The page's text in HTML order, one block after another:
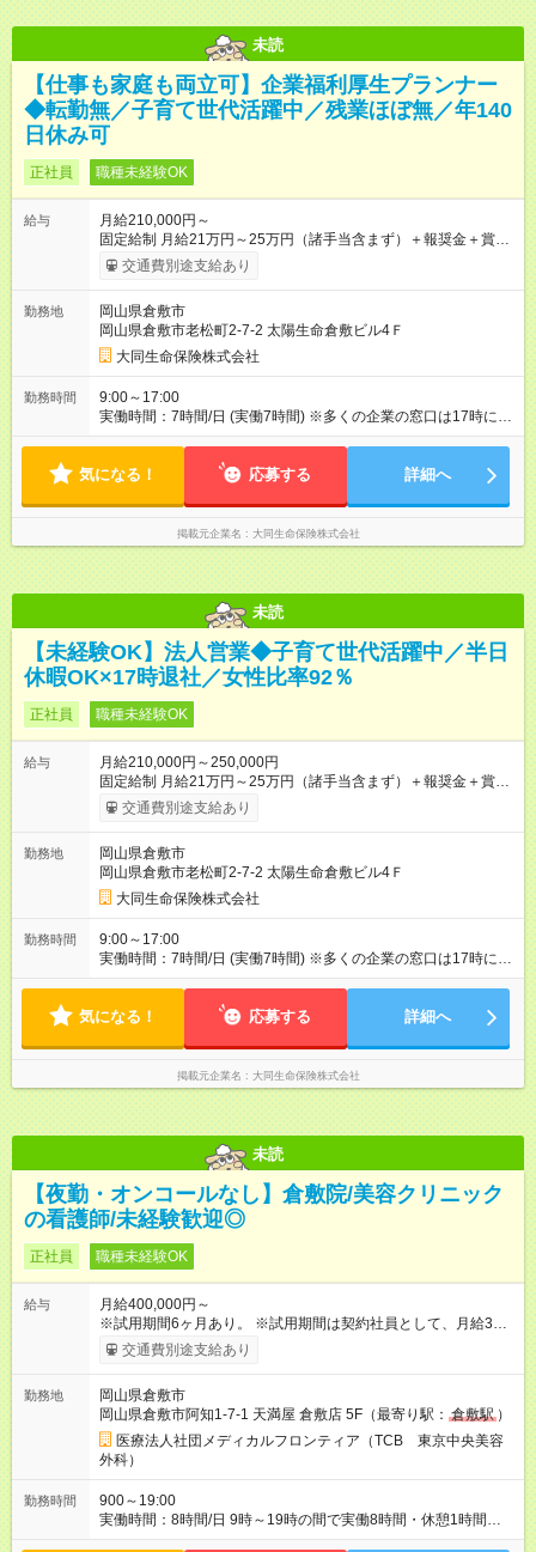
未読
【仕事も家庭も両立可】企業福利厚生プランナー
◆転勤無／子育て世代活躍中／残業ほぼ無／年140
日休み可
正社員 職種未経験OK
給与
月給210,000円～
固定給制 月給21万円～25万円（諸手当含まず）＋報奨金＋賞与
年2回 ※能力により異なる。 ★平均月収46万7000円（2024年度
実績） ※上記には賞与は含まれていません。 ◆入社前に行なわ
8000円です（※最低賃金以上を支給） 【試用期間】試用期間あ
り 試用期間の長さ：6ヶ月 雇用形態、給与は本採用時と同じで
す。
交通費別途支給あり
勤務地
岡山県倉敷市
岡山県倉敷市老松町2-7-2 太陽生命倉敷ビル4Ｆ
大同生命保険株式会社
勤務時間
9:00～17:00
実働時間：7時間/日 (実働7時間) ※多くの企業の窓口は17時に閉
まるため、夜遅くまでの営業はありません。定時に退社する社
施。勤務時間は10：00～17：00（休憩1時間）。資格獲得のた
気になる！ 応募する 詳細へ
掲載元企業名 大同生命保険株式会社
未読
【未経験OK】法人営業◆子育て世代活躍中／半日
休暇OK×17時退社／女性比率92％
正社員 職種未経験OK
給与
月給210,000円～250,000円
固定給制 月給21万円～25万円（諸手当含まず）＋報奨金＋賞与
年2回 ※能力により異なる。 ★平均月収46万7000円（2024年度
実績） ※上記には賞与は含まれていません。 ◆入社前に行なわ
8000円です（※最低賃金以上を支給） 【試用期間】試用期間あ
り 試用期間の長さ：6ヶ月 雇用形態、給与は本採用時と同じで
す。
交通費別途支給あり
勤務地
岡山県倉敷市
岡山県倉敷市老松町2-7-2 太陽生命倉敷ビル4Ｆ
大同生命保険株式会社
勤務時間
9:00～17:00
実働時間：7時間/日 (実働7時間) ※多くの企業の窓口は17時に閉
まるため、夜遅くまでの営業はありません。定時に退社する社
施。勤務時間は10：00～17：00（休憩1時間）。資格獲得のた
気になる！ 応募する 詳細へ
掲載元企業名 大同生命保険株式会社
未読
【夜勤・オンコールなし】倉敷院/美容クリニック
の看護師/未経験歓迎◎
正社員 職種未経験OK
給与
月給400,000円～
※試用期間6ヶ月あり。 ※試用期間は契約社員として、月給35万
円＋各種手当となります。 ※想定年収には賞与+インセンティブ
を含みます。 ◆インセンティブ 月平均40，317円 ◆平均給与
期間あり 試用期間の長さ：6ヶ月 ※ 雇用形態と給与に、本採用
時と異なる部分があります。 雇用形態：中途採用（契約社員）
給与：月給 350,000円以上
交通費別途支給あり
勤務地
岡山県倉敷市
岡山県倉敷市阿知1-7-1 天満屋 倉敷店 5F（最寄り駅： 倉敷駅 ）
医療法人社団メディカルフロンティア（TCB 東京中央美容
外科）
勤務時間
900～19:00
実働時間：8時間/日 9時～19時の間で実働8時間・休憩1時間
【残業ほぼ無し！】 残業月平均2.2634時間のため、ほぼ毎日定